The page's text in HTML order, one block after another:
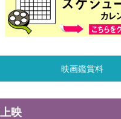
映画鑑賞料
映